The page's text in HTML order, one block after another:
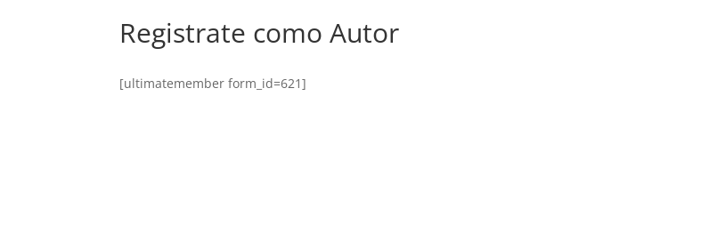
Registrate como Autor
[ultimatemember form_id=621]